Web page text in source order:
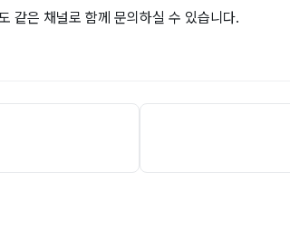
같은 채널로 함께 문의하실 수 있습니다.